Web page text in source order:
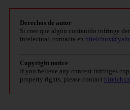
Derechos de autor
Si cree que algún contenido infringe
intelectual, contacte en
Copyright notice
If you believe any content infringes
property rights, please contact